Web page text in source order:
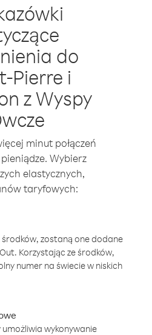
do
Pierre i
z Wyspy
minut połączeń
Wybierz
elastycznych,
taryfowych:
zostaną one dodane
Korzystając ze środków,
numer na świecie w niskich
wykonywanie